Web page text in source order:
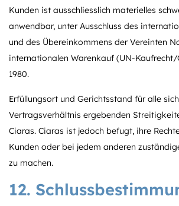
Kunden ist ausschliesslich materielles
anwendbar, unter Ausschluss des
und des Übereinkommens der Vereinten
internationalen Warenkauf (UN-Kaufrecht/
1980.
Erfüllungsort und Gerichtsstand für alle
Vertragsverhältnis ergebenden
Ciaras. Ciaras ist jedoch befugt, ihre
Kunden oder bei jedem anderen
zu machen.
12.